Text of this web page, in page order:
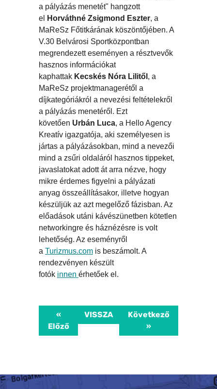
a pályázás menetét" hangzott
el
Horváthné Zsigmond Eszter, a
MaReSz Főtitkárának köszöntőjében. A
V.30 Belvárosi Sportközpontban
megrendezett eseményen a résztvevők
hasznos információkat
kaphattak Kecskés Nóra Lilitől , a
MaReSz projektmanagerétől a
díjkategóriákról a nevezési feltételekről
a pályázás menetéről. Ezt
követően Urbán Luca, a Hello Agency
Kreatív igazgatója, aki személyesen is
jártas a pályázásokban, mind a nevezői
mind a zsűri oldaláról hasznos tippeket,
javaslatokat adott át arra nézve, hogy
mikre érdemes figyelni a pályázati
anyag összeállításakor, illetve hogyan
készüljük az azt megelőző fázisban. Az
előadások utáni kávészünetben kötetlen
networkingre és háznézésre is volt
lehetőség. Az eseményről
a Turizmus.com is beszámolt. A
rendezvényen készült
fotók innen érhetőek el.
«
Előző
VISSZA
Következő
»